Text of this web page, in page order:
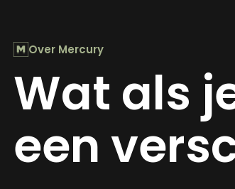
Over Mercury
Wat als
een